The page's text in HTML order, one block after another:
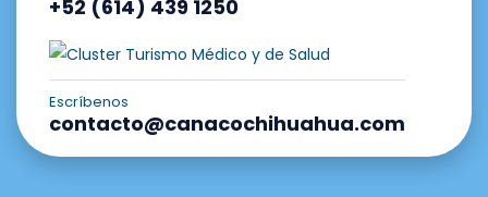
+52 (614) 439 1250
Escríbenos
contacto@canacochihuahua.com